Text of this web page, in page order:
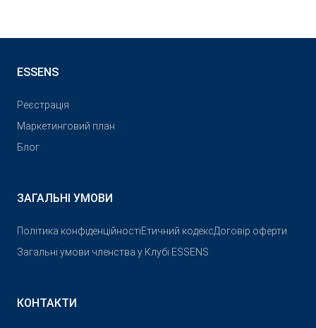
ESSENS
Реєстрація
Маркетинговий план
Блог
ЗАГАЛЬНІ УМОВИ
Політика конфіденційностіЕтичний кодексДоговір оферти
Загальні умови членства у Клубі ESSENS
КОНТАКТИ